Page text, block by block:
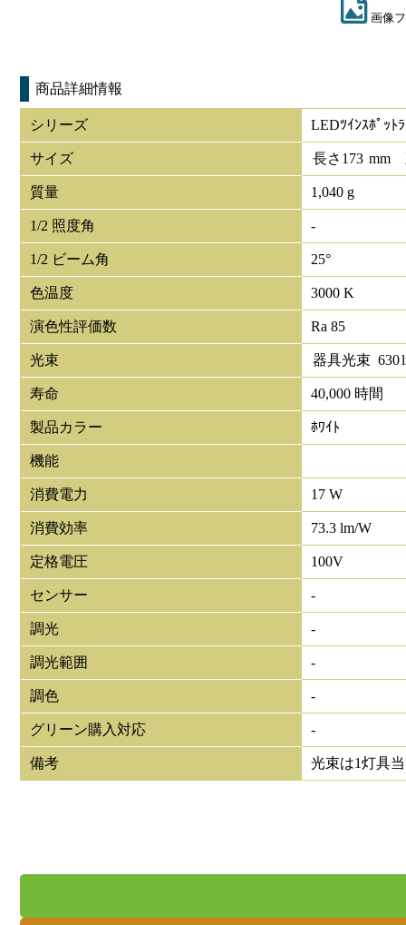
画像
商品詳細情報
シリーズ LEDﾂｲﾝｽﾎﾟｯﾄ
サイズ 長さ 173 mm
質量 1,040 g
1/2 照度角 -
1/2 ビーム角 25°
色温度 3000 K
演色性評価数 Ra 85
光束 器具光束 630
寿命 40,000 時間
製品カラー ﾎﾜｲﾄ
機能
消費電力 17 W
消費効率 73.3 lm/W
定格電圧 100V
センサー -
調光 -
調光範囲 -
調色 -
グリーン購入対応 -
備考 光束は1灯具